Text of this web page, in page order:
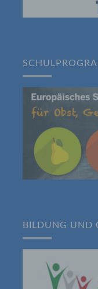
BILDUNG UND
das Recht
so kann
h)
juristische
oder
Daten im
verarbeitet.
i)
offengelegt
es sich bei
bestimmten
dem